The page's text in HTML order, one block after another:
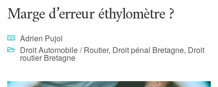
Marge d’erreur éthylomètre ?
Adrien Pujol
Droit Automobile / Routier, Droit pénal Bretagne, Droit
routier Bretagne